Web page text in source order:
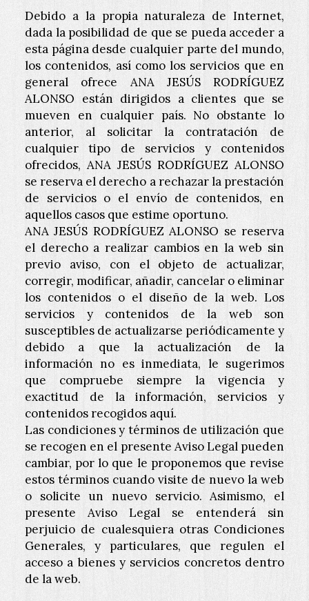
Debido a la propia naturaleza de Internet,
dada la posibilidad de que se pueda acceder a
esta página desde cualquier parte del mundo,
los contenidos, así como los servicios que en
general ofrece ANA JESÚS RODRÍGUEZ
ALONSO están dirigidos a clientes que se
mueven en cualquier país. No obstante lo
anterior, al solicitar la contratación de
cualquier tipo de servicios y contenidos
ofrecidos, ANA JESÚS RODRÍGUEZ ALONSO
se reserva el derecho a rechazar la prestación
de servicios o el envío de contenidos, en
aquellos casos que estime oportuno.
ANA JESÚS RODRÍGUEZ ALONSO se reserva
el derecho a realizar cambios en la web sin
previo aviso, con el objeto de actualizar,
corregir, modificar, añadir, cancelar o eliminar
los contenidos o el diseño de la web. Los
servicios y contenidos de la web son
susceptibles de actualizarse periódicamente y
debido a que la actualización de la
información no es inmediata, le sugerimos
que compruebe siempre la vigencia y
exactitud de la información, servicios y
contenidos recogidos aquí.
Las condiciones y términos de utilización que
se recogen en el presente Aviso Legal pueden
cambiar, por lo que le proponemos que revise
estos términos cuando visite de nuevo la web
o solicite un nuevo servicio. Asimismo, el
presente Aviso Legal se entenderá sin
perjuicio de cualesquiera otras Condiciones
Generales, y particulares, que regulen el
acceso a bienes y servicios concretos dentro
de la web.